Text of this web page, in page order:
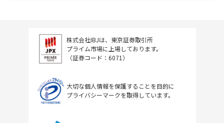
株式会社IBJは、東京証券取引所
プライム市場に上場しております。
（証券コード：6071）
大切な個人情報を保護することを目的に
プライバシーマークを取得しています。